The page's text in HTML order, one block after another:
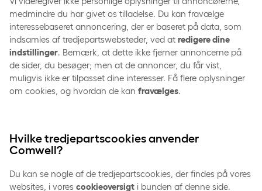
medmindre du har givet os tilladelse. Du kan fravælge
interessebaseret annoncering, der er baseret på data, som
indsamles af tredjepartswebsteder, ved at redigere dine
indstillinger. Bemærk, at dette ikke fjerner annoncerne på
de sider, du besøger; men at de annoncer, du får vist,
muligvis ikke er tilpasset dine interesser. Få flere oplysninger
om cookies, og hvordan de kan fravælges.
Hvilke tredjepartscookies anvender
Comwell?
Du kan se nogle af de tredjepartscookies, der findes på vores
websites, i vores cookieoversigt i bunden af denne side.